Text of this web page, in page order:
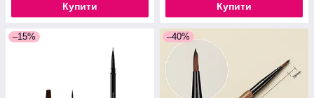
Купити Купити
–15% –40%